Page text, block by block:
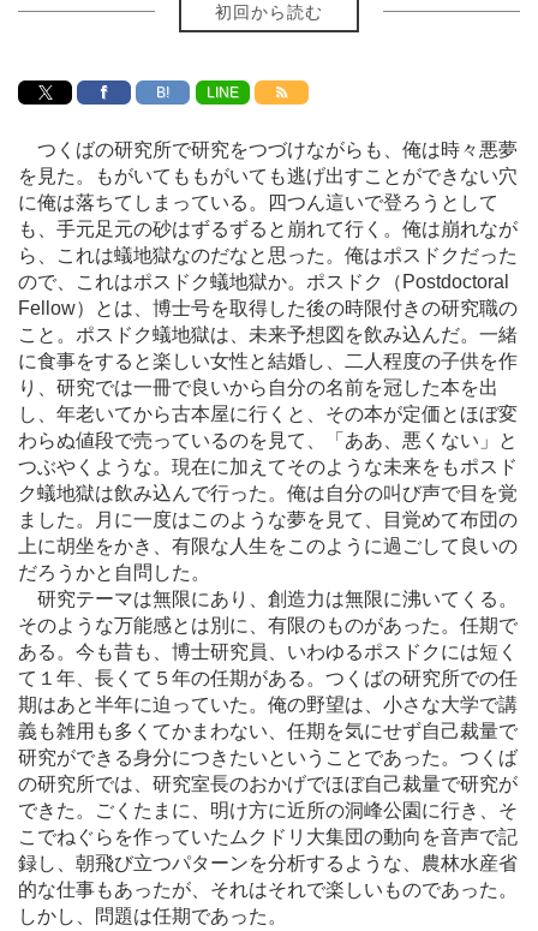
初回から読む
B! LINE
つくばの研究所で研究をつづけながらも、俺は時々悪夢
を見た。もがいてももがいても逃げ出すことができない穴
に俺は落ちてしまっている。四つん這いで登ろうとして
も、手元足元の砂はずるずると崩れて行く。俺は崩れなが
ら、これは蟻地獄なのだなと思った。俺はポスドクだった
ので、これはポスドク蟻地獄か。ポスドク（Postdoctoral
Fellow）とは、博士号を取得した後の時限付きの研究職の
こと。ポスドク蟻地獄は、未来予想図を飲み込んだ。一緒
に食事をすると楽しい女性と結婚し、二人程度の子供を作
り、研究では一冊で良いから自分の名前を冠した本を出
し、年老いてから古本屋に行くと、その本が定価とほぼ変
わらぬ値段で売っているのを見て、「ああ、悪くない」と
つぶやくような。現在に加えてそのような未来をもポスド
ク蟻地獄は飲み込んで行った。俺は自分の叫び声で目を覚
ました。月に一度はこのような夢を見て、目覚めて布団の
上に胡坐をかき、有限な人生をこのように過ごして良いの
だろうかと自問した。
研究テーマは無限にあり、創造力は無限に沸いてくる。
そのような万能感とは別に、有限のものがあった。任期で
ある。今も昔も、博士研究員、いわゆるポスドクには短く
て１年、長くて５年の任期がある。つくばの研究所での任
期はあと半年に迫っていた。俺の野望は、小さな大学で講
義も雑用も多くてかまわない、任期を気にせず自己裁量で
研究ができる身分につきたいということであった。つくば
の研究所では、研究室長のおかげでほぼ自己裁量で研究が
できた。ごくたまに、明け方に近所の洞峰公園に行き、そ
こでねぐらを作っていたムクドリ大集団の動向を音声で記
録し、朝飛び立つパターンを分析するような、農林水産省
的な仕事もあったが、それはそれで楽しいものであった。
しかし、問題は任期であった。